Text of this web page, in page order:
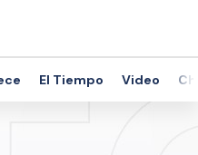
El Tiempo Video